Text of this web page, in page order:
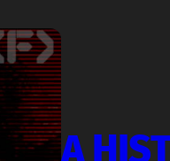
A